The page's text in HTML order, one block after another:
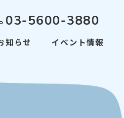
Youtube
03-5600-3880
知らせ イベント情報